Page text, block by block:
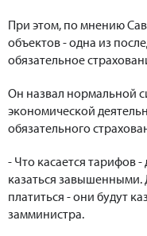
При этом, по мнению
объектов - одна из
обязательное
Он назвал нормальной
экономической
обязательного
- Что касается тарифов -
казаться завышенными.
платиться - они будут
замминистра.